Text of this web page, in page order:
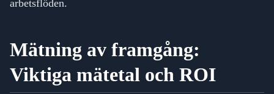
arbetsflöden.
Mätning av framgång:
Viktiga mätetal och ROI